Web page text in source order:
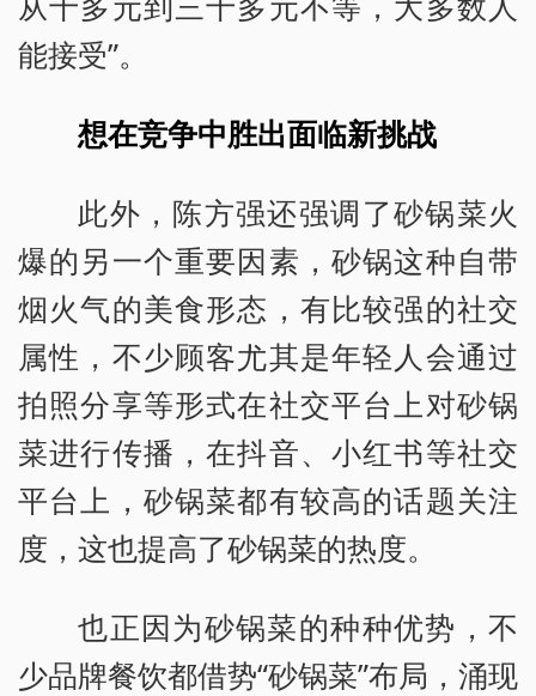
能接受”。
想在竞争中胜出面临新挑战
此外，陈方强还强调了砂锅菜火
爆的另一个重要因素，砂锅这种自带
烟火气的美食形态，有比较强的社交
属性，不少顾客尤其是年轻人会通过
拍照分享等形式在社交平台上对砂锅
菜进行传播，在抖音、小红书等社交
平台上，砂锅菜都有较高的话题关注
度，这也提高了砂锅菜的热度。
也正因为砂锅菜的种种优势，不
少品牌餐饮都借势“砂锅菜”布局，涌现